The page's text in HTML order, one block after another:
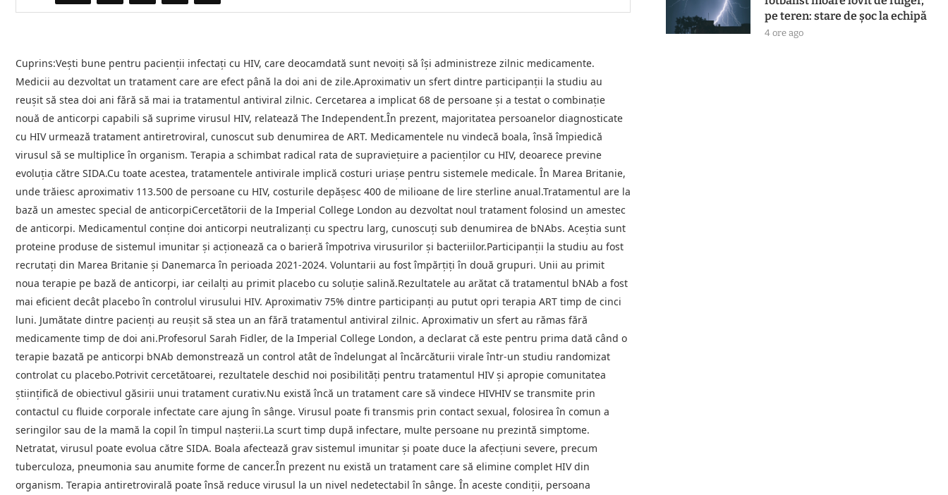
Cuprins:Vești bune pentru pacienții infectați cu HIV, care deocamdată sunt nevoiți să își administreze zilnic medicamente.
Medicii au dezvoltat un tratament care are efect până la doi ani de zile.Aproximativ un sfert dintre participanții la studiu au
reușit să stea doi ani fără să mai ia tratamentul antiviral zilnic. Cercetarea a implicat 68 de persoane și a testat o combinație
nouă de anticorpi capabili să suprime virusul HIV, relatează The Independent.În prezent, majoritatea persoanelor diagnosticate
cu HIV urmează tratament antiretroviral, cunoscut sub denumirea de ART. Medicamentele nu vindecă boala, însă împiedică
virusul să se multiplice în organism. Terapia a schimbat radical rata de supraviețuire a pacienților cu HIV, deoarece previne
evoluția către SIDA.Cu toate acestea, tratamentele antivirale implică costuri uriașe pentru sistemele medicale. În Marea Britanie,
unde trăiesc aproximativ 113.500 de persoane cu HIV, costurile depășesc 400 de milioane de lire sterline anual.Tratamentul are la
bază un amestec special de anticorpiCercetătorii de la Imperial College London au dezvoltat noul tratament folosind un amestec
de anticorpi. Medicamentul conține doi anticorpi neutralizanți cu spectru larg, cunoscuți sub denumirea de bNAbs. Aceștia sunt
proteine produse de sistemul imunitar și acționează ca o barieră împotriva virusurilor și bacteriilor.Participanții la studiu au fost
recrutați din Marea Britanie și Danemarca în perioada 2021-2024. Voluntarii au fost împărțiți în două grupuri. Unii au primit
noua terapie pe bază de anticorpi, iar ceilalți au primit placebo cu soluție salină.Rezultatele au arătat că tratamentul bNAb a fost
mai eficient decât placebo în controlul virusului HIV. Aproximativ 75% dintre participanți au putut opri terapia ART timp de cinci
luni. Jumătate dintre pacienți au reușit să stea un an fără tratamentul antiviral zilnic. Aproximativ un sfert au rămas fără
medicamente timp de doi ani.Profesorul Sarah Fidler, de la Imperial College London, a declarat că este pentru prima dată când o
terapie bazată pe anticorpi bNAb demonstrează un control atât de îndelungat al încărcăturii virale într-un studiu randomizat
controlat cu placebo.Potrivit cercetătoarei, rezultatele deschid noi posibilități pentru tratamentul HIV și apropie comunitatea
științifică de obiectivul găsirii unui tratament curativ.Nu există încă un tratament care să vindece HIVHIV se transmite prin
contactul cu fluide corporale infectate care ajung în sânge. Virusul poate fi transmis prin contact sexual, folosirea în comun a
seringilor sau de la mamă la copil în timpul nașterii.La scurt timp după infectare, multe persoane nu prezintă simptome.
Netratat, virusul poate evolua către SIDA. Boala afectează grav sistemul imunitar și poate duce la afecțiuni severe, precum
tuberculoza, pneumonia sau anumite forme de cancer.În prezent nu există un tratament care să elimine complet HIV din
organism. Terapia antiretrovirală poate însă reduce virusul la un nivel nedetectabil în sânge. În aceste condiții, persoana
pe teren: stare de șoc la echipă
4 ore ago